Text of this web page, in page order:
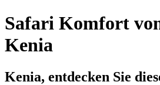
Safari Komfort
Kenia
Kenia, entdecken Sie